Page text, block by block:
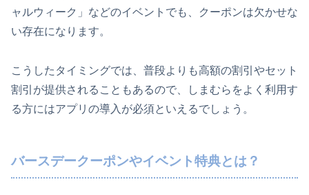
ャルウィーク」などのイベントでも、クーポンは欠かせな
い存在になります。
こうしたタイミングでは、普段よりも高額の割引やセット
割引が提供されることもあるので、しまむらをよく利用す
る方にはアプリの導入が必須といえるでしょう。
バースデークーポンやイベント特典とは？